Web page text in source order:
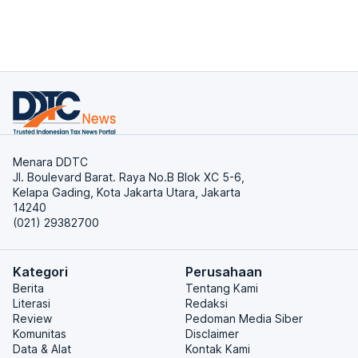
Menara DDTC
Jl. Boulevard Barat. Raya No.B Blok XC 5-6,
Kelapa Gading, Kota Jakarta Utara, Jakarta
14240
(021) 29382700
Kategori
Berita
Literasi
Review
Komunitas
Data & Alat
Perusahaan
Tentang Kami
Redaksi
Pedoman Media Siber
Disclaimer
Kontak Kami